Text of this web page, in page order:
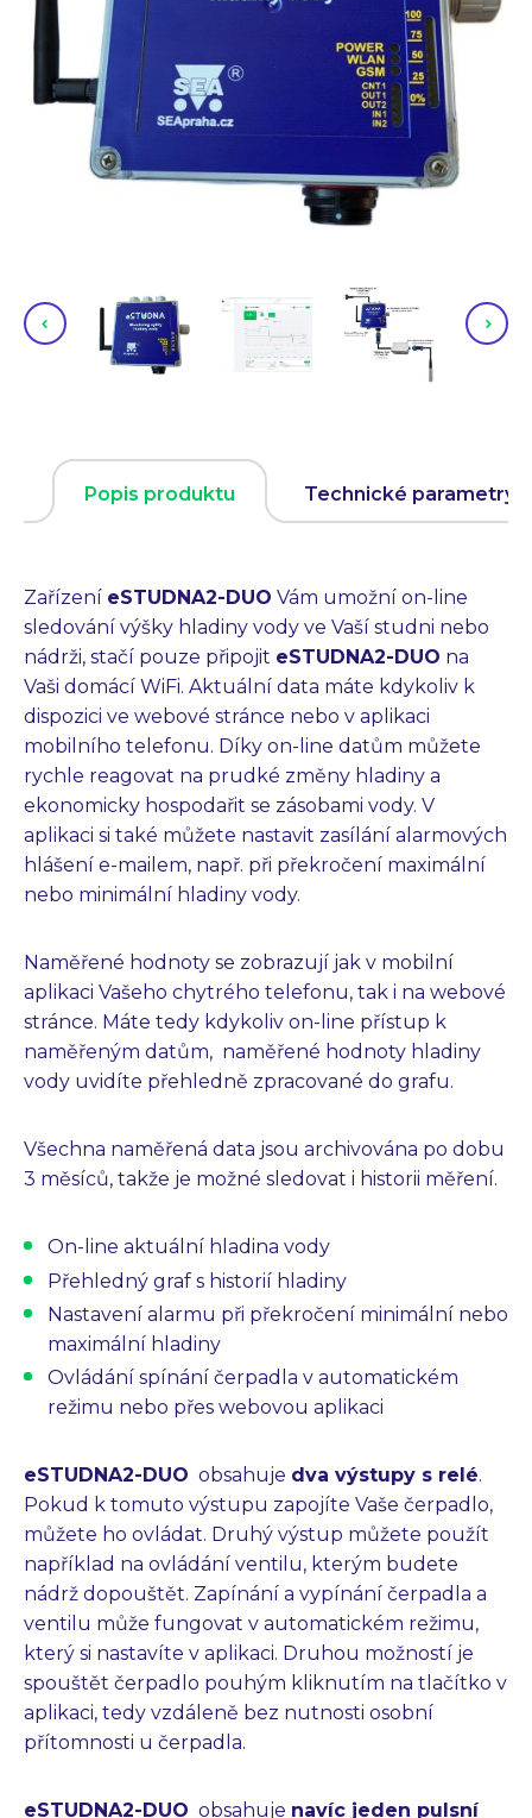
Popis produktu Technické parametry
Zařízení eSTUDNA2-DUO Vám umožní on-line
sledování výšky hladiny vody ve Vaší studni nebo
nádrži, stačí pouze připojit eSTUDNA2-DUO na
Vaši domácí WiFi. Aktuální data máte kdykoliv k
dispozici ve webové stránce nebo v aplikaci
mobilního telefonu. Díky on-line datům můžete
rychle reagovat na prudké změny hladiny a
ekonomicky hospodařit se zásobami vody. V
aplikaci si také můžete nastavit zasílání alarmových
hlášení e-mailem, např. při překročení maximální
nebo minimální hladiny vody.
Naměřené hodnoty se zobrazují jak v mobilní
aplikaci Vašeho chytrého telefonu, tak i na webové
stránce. Máte tedy kdykoliv on-line přístup k
naměřeným datům, naměřené hodnoty hladiny
vody uvidíte přehledně zpracované do grafu.
Všechna naměřená data jsou archivována po dobu
3 měsíců, takže je možné sledovat i historii měření.
On-line aktuální hladina vody
Přehledný graf s historií hladiny
Nastavení alarmu při překročení minimální nebo
maximální hladiny
Ovládání spínání čerpadla v automatickém
režimu nebo přes webovou aplikaci
eSTUDNA2-DUO obsahuje dva výstupy s relé.
Pokud k tomuto výstupu zapojíte Vaše čerpadlo,
můžete ho ovládat. Druhý výstup můžete použít
například na ovládání ventilu, kterým budete
nádrž dopouštět. Zapínání a vypínání čerpadla a
ventilu může fungovat v automatickém režimu,
který si nastavíte v aplikaci. Druhou možností je
spouštět čerpadlo pouhým kliknutím na tlačítko v
aplikaci, tedy vzdáleně bez nutnosti osobní
přítomnosti u čerpadla.
eSTUDNA2-DUO obsahuje navíc jeden pulsní